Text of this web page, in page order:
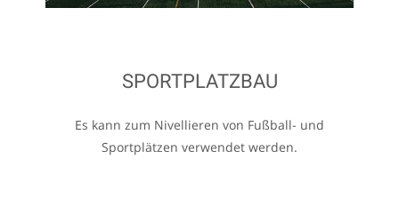
SPORTPLATZBAU
Es kann zum Nivellieren von Fußball- und
Sportplätzen verwendet werden.